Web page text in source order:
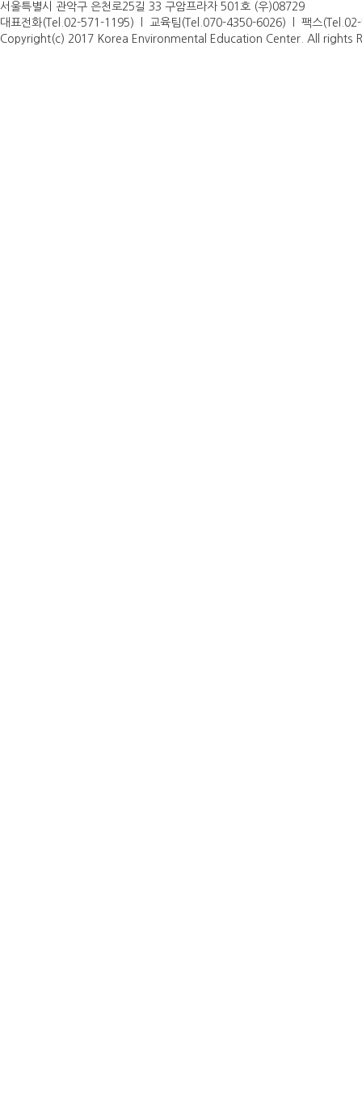
서울특별시 관악구 은천로25길 33 구암프라자 501호 (우)08729
대표전화(Tel.02-571-1195) l 교육팀(Tel.070-4350-6026) l 팩스
Copyright(c) 2017 Korea Environmental Education Center. All rights